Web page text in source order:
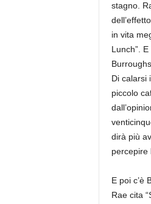
stagno.
in vita
Lunch”.
Di calarsi
piccolo
dirà più
percepire
E poi c’è
Rae cita